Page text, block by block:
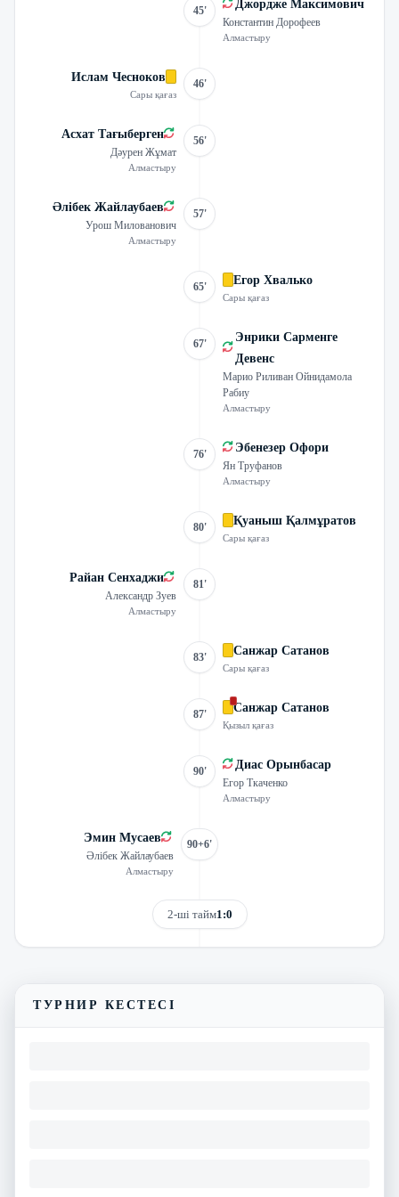
45' Джордже Максимович
Константин Дорофеев
Алмастыру
Ислам Чесноков
Сары қағаз
46'
Асхат Тағыберген
Дәурен Жұмат
Алмастыру
56'
Әлібек Жайлаубаев
Урош Милованович
Алмастыру
57'
65' Егор Хвалько
Сары қағаз
67'
Энрики Сарменге
Девенс
Марио Риливан Ойнидамола
Рабиу
Алмастыру
76' Эбенезер Офори
Ян Труфанов
Алмастыру
80' Қуаныш Қалмұратов
Сары қағаз
Райан Сенхаджи
Александр Зуев
Алмастыру
81'
83' Санжар Сатанов
Сары қағаз
87' Санжар Сатанов
Қызыл қағаз
90' Диас Орынбасар
Егор Ткаченко
Алмастыру
Эмин Мусаев
Әлібек Жайлаубаев
Алмастыру
90+6'
2-ші тайм1:0
ТУРНИР КЕСТЕСІ